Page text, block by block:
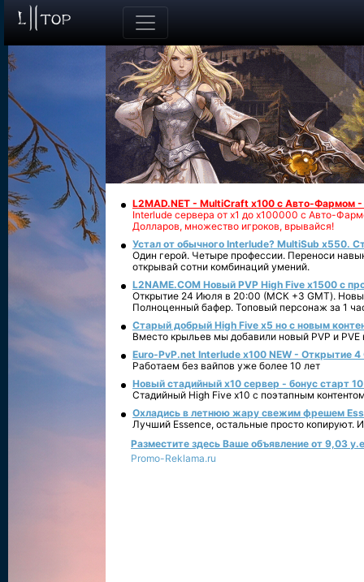
L2MAD.NET - MultiCraft x100 с Авто-Фармом
Interlude сервера от х1 до х100000 с Авто-
Долларов, множество игроков, врывайся!
Устал от обычного Interlude? MultiSub x550.
Один герой. Четыре профессии. Переноси
открывай сотни комбинаций умений.
L2NAME.COM Новый PVP High Five x1500 с
Открытие 24 Июля в 20:00 (МСК +3 GMT).
Полноценный бафер. Топовый персонаж за 1
Старый добрый High Five x5 но с новым
Вместо крыльев мы добавили новый PVP и PVE
Euro-PvP.net Interlude х100 NEW - Открытие 4
Работаем без вайпов уже более 10 лет
Новый стадийный х10 сервер - бонус старт
Стадийный High Five x10 с поэтапным
Охладись в летнюю жару свежим фрешем
Лучший Essence, остальные просто копируют.
Разместите здесь Ваше объявление от 9,03
Promo-Reklama.ru